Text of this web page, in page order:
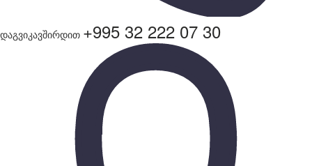
დაგვიკავშირდით +995 32 222 07 30